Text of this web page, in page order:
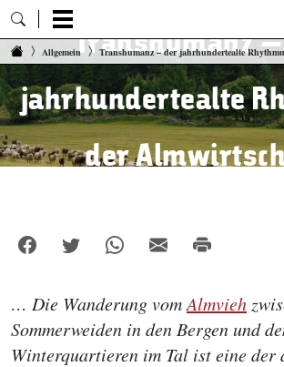
Zum Inhalt springen
Allgemein Transhumanz – der jahrhundertealte
Transhumanz
jahrhundertealte
der
… Die Wanderung vomAlmvieh
Sommerweiden in den Bergen und
Winterquartieren im Tal ist eine der